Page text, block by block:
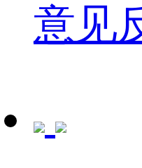
意见